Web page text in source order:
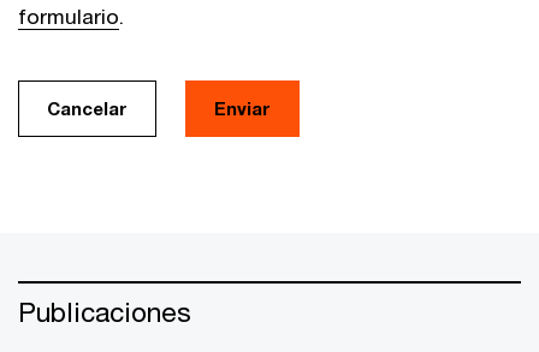
formulario.
Cancelar Enviar
Publicaciones